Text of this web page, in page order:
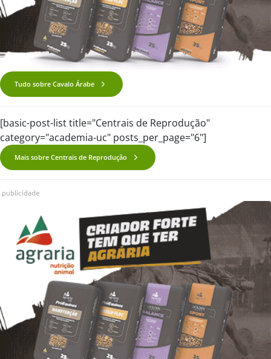
Tudo sobre Cavalo Árabe
[basic-post-list title="Centrais de Reprodução"
category="academia-uc" posts_per_page="6"]
Mais sobre Centrais de Reprodução
publicidade